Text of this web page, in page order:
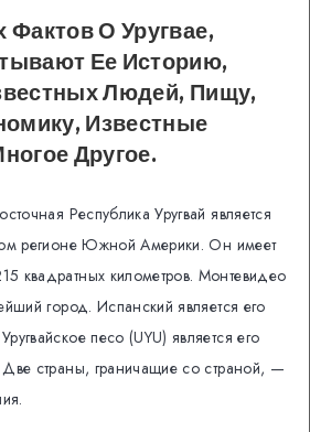
Фактов О Уругвае,
Ее Историю,
Людей, Пищу,
Известные
Другое.
Республика Уругвай является
регионе Южной Америки. Он имеет
квадратных километров. Монтевидео
город. Испанский является его
песо (UYU) является его
страны, граничащие со страной, —